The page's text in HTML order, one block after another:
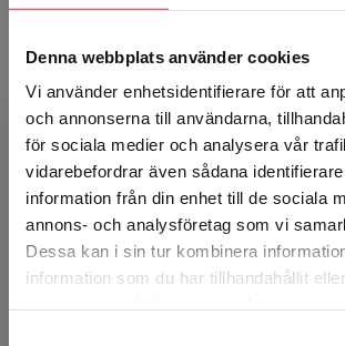
Denna webbplats använder cookies
Vi använder enhetsidentifierare för att
och annonserna till användarna,
för sociala medier och analysera vår
vidarebefordrar även sådana
information från din enhet till de sociala
annons- och analysföretag som vi
Dessa kan i sin tur kombinera
information som du har tillhandahållit
Begränsad
Det verkar som att du besöker
studentlitteratur.se via en enhet
Göteborgs Universitet...
Maarit Jaakkola
Maarit Jaakkola är docent i